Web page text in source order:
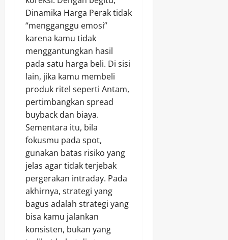
Dinamika Harga Perak tidak
“mengganggu emosi”
karena kamu tidak
menggantungkan hasil
pada satu harga beli. Di sisi
lain, jika kamu membeli
produk ritel seperti Antam,
pertimbangkan spread
buyback dan biaya.
Sementara itu, bila
fokusmu pada spot,
gunakan batas risiko yang
jelas agar tidak terjebak
pergerakan intraday. Pada
akhirnya, strategi yang
bagus adalah strategi yang
bisa kamu jalankan
konsisten, bukan yang